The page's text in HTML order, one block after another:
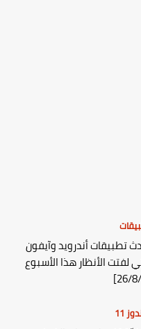
تطبيقات أندرويد وآيفون
لفتت الأنظار هذا الأسبوع
11